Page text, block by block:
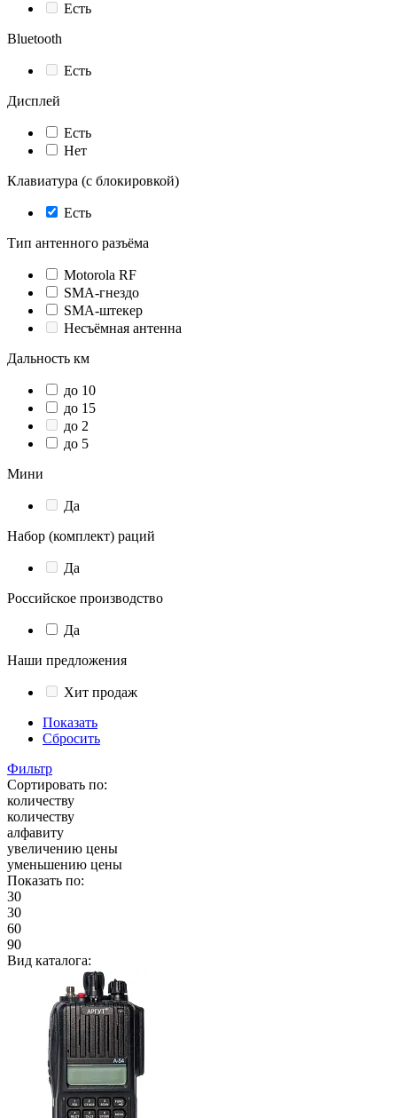
Есть
Bluetooth
Есть
Дисплей
Есть
Нет
Клавиатура (с блокировкой)
Есть
Тип антенного разъёма
Motorola RF
SMA-гнездо
SMA-штекер
Несъёмная антенна
Дальность км
до 10
до 15
до 2
до 5
Мини
Да
Набор (комплект) раций
Да
Российское производство
Да
Наши предложения
Хит продаж
Показать
Сбросить
Фильтр
Сортировать по:
количеству
количеству
алфавиту
увеличению цены
уменьшению цены
Показать по:
30
30
60
90
Вид каталога: